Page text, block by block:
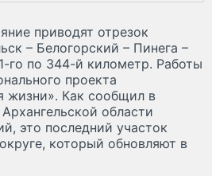
приводят отрезок
– Белогорский – Пинега –
го по 344-й километр. Работы
проекта
жизни». Как сообщил в
области
это последний участок
который обновляют в